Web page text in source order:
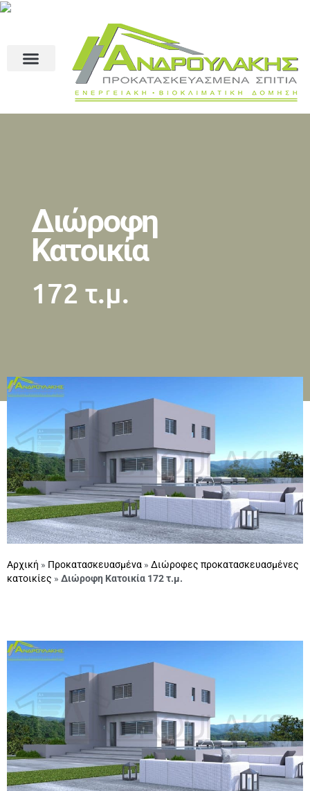
Διώροφη
Κατοικία
172 τ.μ.
Αρχική » Προκατασκευασμένα » Διώροφες προκατασκευασμένες
κατοικίες » Διώροφη Κατοικία 172 τ.μ.